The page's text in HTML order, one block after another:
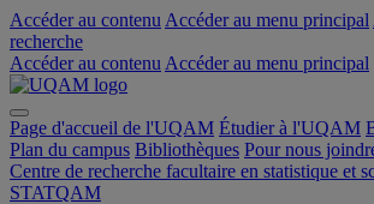
Accéder au contenu Accéder au menu principal
recherche
Accéder au contenu Accéder au menu principal
Page d'accueil de l'UQAM Étudier à l'UQAM
Plan du campus Bibliothèques Pour nous
Centre de recherche facultaire en statistique et
STATQAM